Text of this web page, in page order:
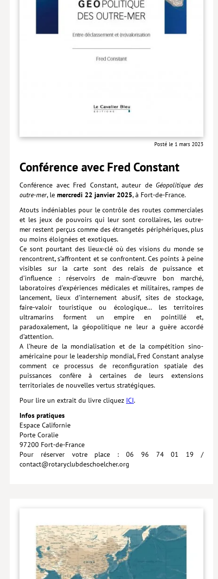
Posté le 1 mars 2023
Conférence avec Fred Constant
Conférence avec Fred Constant, auteur de Géopolitique des
outre-mer, le mercredi 22 janvier 2025, à Fort-de-France.
Atouts indéniables pour le contrôle des routes commerciales
et les jeux de pouvoirs qui leur sont corollaires, les outre-
mer restent perçus comme des étrangetés périphériques, plus
ou moins éloignées et exotiques.
Ce sont pourtant des lieux-clé où des visions du monde se
rencontrent, s’affrontent et se confrontent. Ces points à peine
visibles sur la carte sont des relais de puissance et
d’influence : réservoirs de main-d’œuvre bon marché,
laboratoires d’expériences médicales et militaires, rampes de
lancement, lieux d’internement abusif, sites de stockage,
faire-valoir touristique ou écologique… les territoires
ultramarins forment un empire en pointillé et,
paradoxalement, la géopolitique ne leur a guère accordé
d’attention.
A l’heure de la mondialisation et de la compétition sino-
américaine pour le leadership mondial, Fred Constant analyse
comment ce processus de reconfiguration spatiale des
puissances confère à certaines de leurs extensions
territoriales de nouvelles vertus stratégiques.
Pour lire un extrait du livre cliquez ICI.
Infos pratiques
Espace Californie
Porte Coralie
97200 Fort-de-France
Pour réserver votre place : 06 96 74 01 19 /
contact@rotaryclubdeschoelcher.org